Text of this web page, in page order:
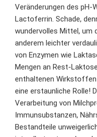
Veränderungen des pH-
Lactoferrin. Schade,
wundervolles Mittel, um
anderem leichter
von Enzymen wie
Mengen an Rest-
enthaltenen
eine erstaunliche Rolle!
Verarbeitung von
Immunsubstanzen,
Bestandteile